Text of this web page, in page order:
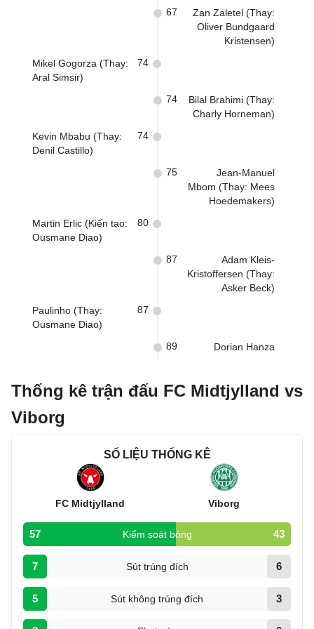
Zan Zaletel (Thay:
Oliver Bundgaard
Kristensen)
67
Mikel Gogorza (Thay:
Aral Simsir)
74
Bilal Brahimi (Thay:
Charly Horneman)
74
Kevin Mbabu (Thay:
Denil Castillo)
74
Jean-Manuel
Mbom (Thay: Mees
Hoedemakers)
75
Martin Erlic (Kiến tạo:
Ousmane Diao)
80
Adam Kleis-
Kristoffersen (Thay:
Asker Beck)
87
Paulinho (Thay:
Ousmane Diao)
87
Dorian Hanza
89
Thống kê trận đấu FC Midtjylland vs
Viborg
SỐ LIỆU THỐNG KÊ
FC Midtjylland Viborg
57 Kiểm soát bóng 43
7 Sút trúng đích 6
5 Sút không trúng đích 3